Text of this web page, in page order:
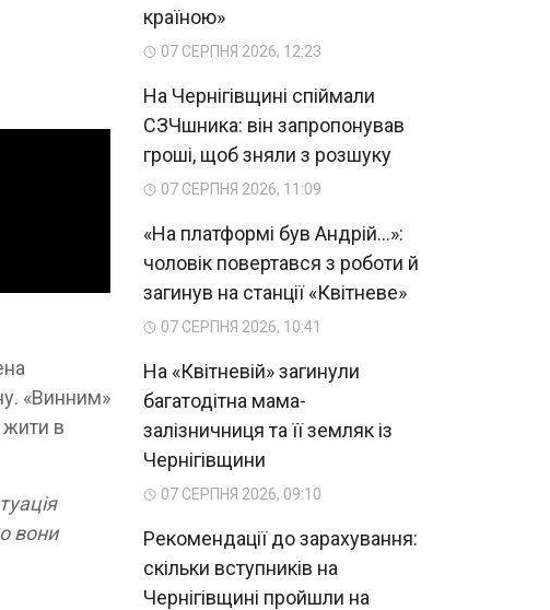
«Винним»
жити в
вони
країною»
07 СЕРПНЯ 2026, 12:23
На Чернігівщині спіймали
СЗЧшника: він запропонував
гроші, щоб зняли з розшуку
07 СЕРПНЯ 2026, 11:09
«На платформі був Андрій...»:
чоловік повертався з роботи й
загинув на станції «Квітневе»
07 СЕРПНЯ 2026, 10:41
На «Квітневій» загинули
багатодітна мама-
залізничниця та її земляк із
Чернігівщини
07 СЕРПНЯ 2026, 09:10
Рекомендації до зарахування:
скільки вступників на
Чернігівщині пройшли на